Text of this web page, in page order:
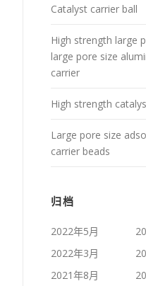
Catalyst carrier ball
High strength large
large pore size
carrier
High strength
Large pore size
carrier beads
归档
2022年5月
2022年3月
2021年8月